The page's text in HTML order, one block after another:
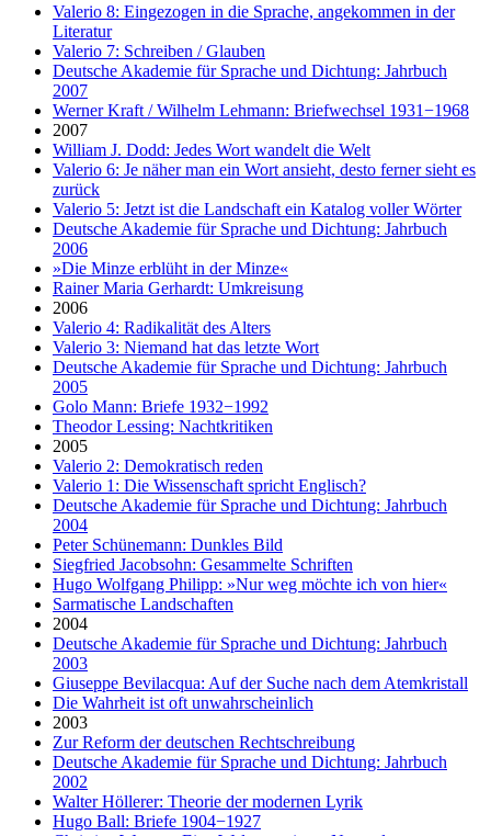
Valerio 8: Eingezogen in die Sprache, angekommen in der
Literatur
Valerio 7: Schreiben / Glauben
Deutsche Akademie für Sprache und Dichtung: Jahrbuch
2007
Werner Kraft / Wilhelm Lehmann: Briefwechsel 1931−1968
2007
William J. Dodd: Jedes Wort wandelt die Welt
Valerio 6: Je näher man ein Wort ansieht, desto ferner sieht es
zurück
Valerio 5: Jetzt ist die Landschaft ein Katalog voller Wörter
Deutsche Akademie für Sprache und Dichtung: Jahrbuch
2006
»Die Minze erblüht in der Minze«
Rainer Maria Gerhardt: Umkreisung
2006
Valerio 4: Radikalität des Alters
Valerio 3: Niemand hat das letzte Wort
Deutsche Akademie für Sprache und Dichtung: Jahrbuch
2005
Golo Mann: Briefe 1932−1992
Theodor Lessing: Nachtkritiken
2005
Valerio 2: Demokratisch reden
Valerio 1: Die Wissenschaft spricht Englisch?
Deutsche Akademie für Sprache und Dichtung: Jahrbuch
2004
Peter Schünemann: Dunkles Bild
Siegfried Jacobsohn: Gesammelte Schriften
Hugo Wolfgang Philipp: »Nur weg möchte ich von hier«
Sarmatische Landschaften
2004
Deutsche Akademie für Sprache und Dichtung: Jahrbuch
2003
Giuseppe Bevilacqua: Auf der Suche nach dem Atemkristall
Die Wahrheit ist oft unwahrscheinlich
2003
Zur Reform der deutschen Rechtschreibung
Deutsche Akademie für Sprache und Dichtung: Jahrbuch
2002
Walter Höllerer: Theorie der modernen Lyrik
Hugo Ball: Briefe 1904−1927